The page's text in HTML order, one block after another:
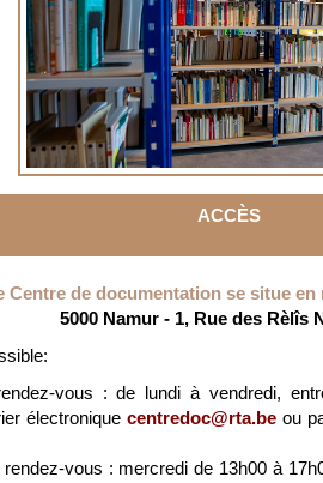
ACCÈS
Centre de documentation se situe
5000 Namur - 1, Rue des Rèlîs
vous : de lundi à vendredi,
électronique centredoc@rta.be ou
vous : mercredi de 13h00 à